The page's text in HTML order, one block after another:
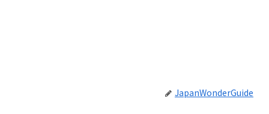
JapanWonderGuide